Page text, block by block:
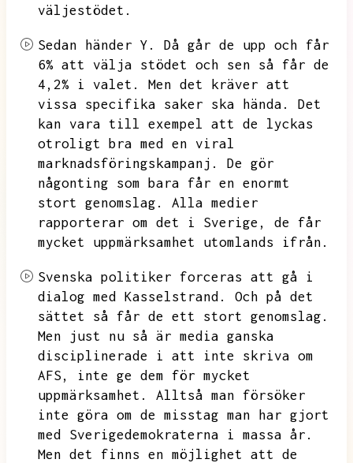
väljestödet.
Sedan händer Y.
Då går de upp och får
6% att välja stödet och sen så får de
4,2% i valet.
Men det kräver att
vissa specifika saker ska hända.
Det
kan vara till exempel att de lyckas
otroligt bra med en viral
marknadsföringskampanj.
De gör
någonting som bara får en enormt
stort genomslag.
Alla medier
rapporterar om det i Sverige,
de får
mycket uppmärksamhet utomlands ifrån.
Svenska politiker forceras att gå i
dialog med Kasselstrand.
Och på det
sättet så får de ett stort genomslag.
Men just nu så är media ganska
disciplinerade i att inte skriva om
AFS,
inte ge dem för mycket
uppmärksamhet.
Alltså man försöker
inte göra om de misstag man har gjort
med Sverigedemokraterna i massa år.
Men det finns en möjlighet att de